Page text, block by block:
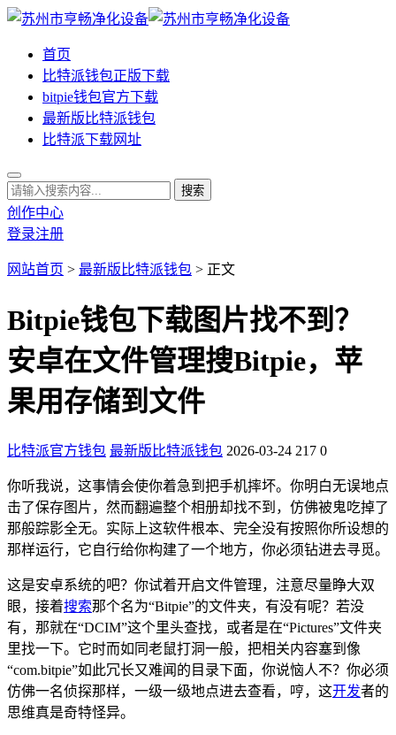
首页
比特派钱包正版下载
bitpie钱包官方下载
最新版比特派钱包
比特派下载网址
创作中心
登录注册
网站首页 > 最新版比特派钱包 > 正文
Bitpie钱包下载图片找不到？
安卓在文件管理搜Bitpie，苹
果用存储到文件
比特派官方钱包 最新版比特派钱包 2026-03-24 217 0
你听我说，这事情会使你着急到把手机摔坏。你明白无误地点
击了保存图片，然而翻遍整个相册却找不到，仿佛被鬼吃掉了
那般踪影全无。实际上这软件根本、完全没有按照你所设想的
那样运行，它自行给你构建了一个地方，你必须钻进去寻觅。
这是安卓系统的吧？你试着开启文件管理，注意尽量睁大双
眼，接着搜索那个名为“Bitpie”的文件夹，有没有呢？若没
有，那就在“DCIM”这个里头查找，或者是在“Pictures”文件夹
里找一下。它时而如同老鼠打洞一般，把相关内容塞到像
“com.bitpie”如此冗长又难闻的目录下面，你说恼人不？你必须
仿佛一名侦探那样，一级一级地点进去查看，哼，这开发者的
思维真是奇特怪异。